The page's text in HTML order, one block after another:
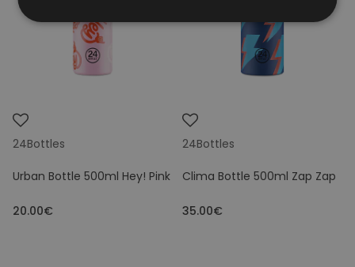
24Bottles
Urban Bottle 500ml Hey! Pink
20.00€
24Bottles
Clima Bottle 500ml Zap Zap
35.00€